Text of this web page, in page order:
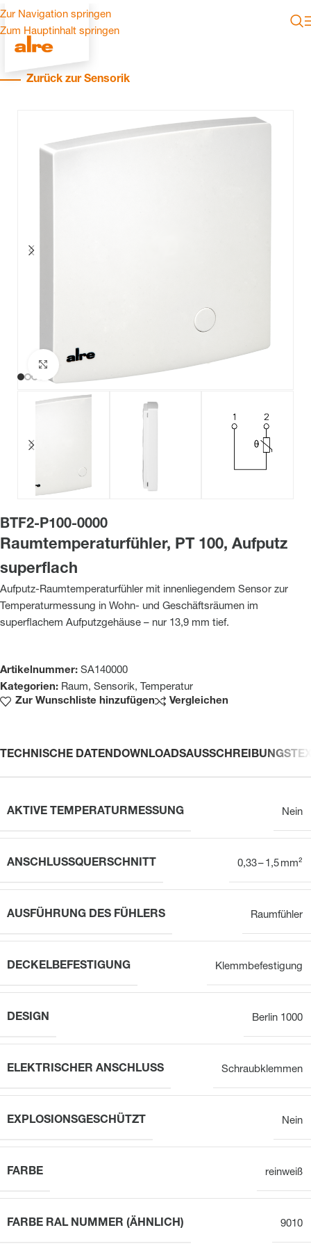
Zur Navigation springen
Zum Hauptinhalt springen
Zurück zur Sensorik
BTF2-P100-0000
Raumtemperaturfühler, PT 100, Aufputz
superflach
Aufputz-Raumtemperaturfühler mit innenliegendem Sensor zur
Temperaturmessung in Wohn- und Geschäftsräumen im
superflachem Aufputzgehäuse – nur 13,9 mm tief.
Artikelnummer: SA140000
Kategorien: Raum, Sensorik, Temperatur
Zur Wunschliste hinzufügen
Vergleichen
Zum Vergrößern klicken
TECHNISCHE DATENDOWNLOADS
AKTIVE TEMPERATURMESSUNG Nein
ANSCHLUSSQUERSCHNITT 0,33 – 1,5 mm²
AUSFÜHRUNG DES FÜHLERS Raumfühler
DECKELBEFESTIGUNG Klemmbefestigung
DESIGN Berlin 1000
ELEKTRISCHER ANSCHLUSS Schraubklemmen
EXPLOSIONSGESCHÜTZT Nein
FARBE reinweiß
FARBE RAL NUMMER (ÄHNLICH) 9010